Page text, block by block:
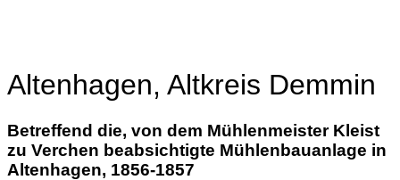
Altenhagen, Altkreis Demmin
Betreffend die, von dem Mühlenmeister Kleist
zu Verchen beabsichtigte Mühlenbauanlage in
Altenhagen, 1856-1857